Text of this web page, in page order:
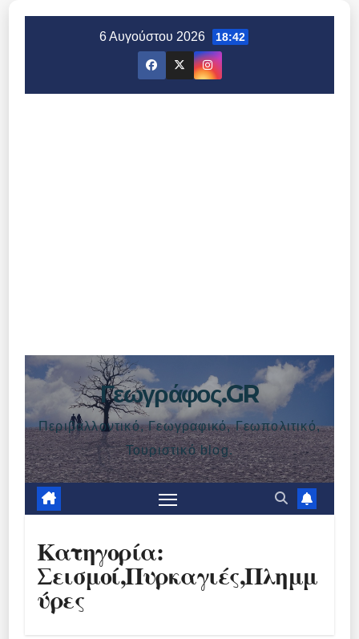
6 Αυγούστου 2026 18:42
Γεωγράφος.GR
Περιβαλλοντικό, Γεωγραφικό, Γεωπολιτικό,
Τουριστικό blog.
Κατηγορία:
Σεισμοί,Πυρκαγιές,Πλημμ
ύρες